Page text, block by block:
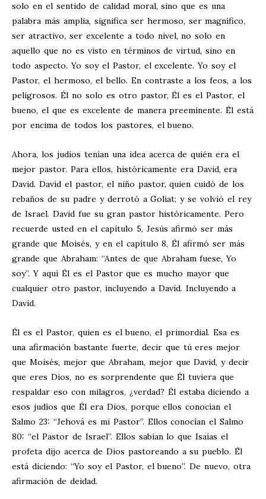
solo en el sentido de calidad moral, sino que es una
palabra más amplia, significa ser hermoso, ser magnífico,
ser atractivo, ser excelente a todo nivel, no solo en
aquello que no es visto en términos de virtud, sino en
todo aspecto. Yo soy el Pastor, el excelente. Yo soy el
Pastor, el hermoso, el bello. En contraste a los feos, a los
peligrosos. Él no solo es otro pastor, Él es el Pastor, el
bueno, el que es excelente de manera preeminente. Él está
por encima de todos los pastores, el bueno.
Ahora, los judíos tenían una idea acerca de quién era el
mejor pastor. Para ellos, históricamente era David, era
David. David el pastor, el niño pastor, quien cuidó de los
rebaños de su padre y derrotó a Goliat; y se volvió el rey
de Israel. David fue su gran pastor históricamente. Pero
recuerde usted en el capítulo 5, Jesús afirmó ser más
grande que Moisés, y en el capítulo 8, Él afirmó ser más
grande que Abraham: “Antes de que Abraham fuese, Yo
soy”. Y aquí Él es el Pastor que es mucho mayor que
cualquier otro pastor, incluyendo a David. Incluyendo a
David.
Él es el Pastor, quien es el bueno, el primordial. Esa es
una afirmación bastante fuerte, decir que tú eres mejor
que Moisés, mejor que Abraham, mejor que David, y decir
que eres Dios, no es sorprendente que Él tuviera que
respaldar eso con milagros, ¿verdad? Él estaba diciendo a
esos judíos que Él era Dios, porque ellos conocían el
Salmo 23: “Jehová es mi Pastor”. Ellos conocían el Salmo
80: “el Pastor de Israel”. Ellos sabían lo que Isaías el
profeta dijo acerca de Dios pastoreando a su pueblo. Él
está diciendo: “Yo soy el Pastor, el bueno”. De nuevo, otra
afirmación de deidad.